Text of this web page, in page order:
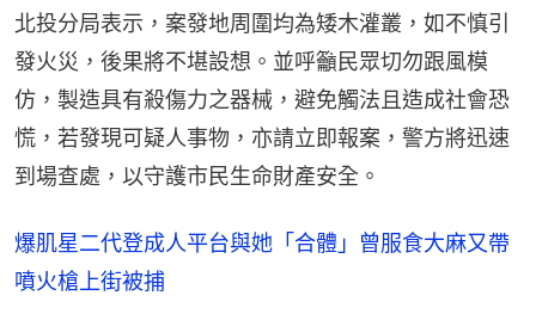
北投分局表示，案發地周圍均為矮木灌叢，如不慎引
發火災，後果將不堪設想。並呼籲民眾切勿跟風模
仿，製造具有殺傷力之器械，避免觸法且造成社會恐
慌，若發現可疑人事物，亦請立即報案，警方將迅速
到場查處，以守護市民生命財產安全。
爆肌星二代登成人平台與她「合體」曾服食大麻又帶
噴火槍上街被捕